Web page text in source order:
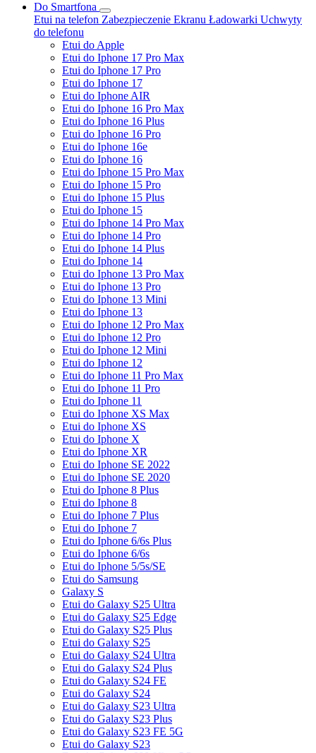
Do Smartfona
Etui na telefon Zabezpieczenie Ekranu Ładowarki Uchwyty
do telefonu
Etui do Apple
Etui do Iphone 17 Pro Max
Etui do Iphone 17 Pro
Etui do Iphone 17
Etui do Iphone AIR
Etui do Iphone 16 Pro Max
Etui do Iphone 16 Plus
Etui do Iphone 16 Pro
Etui do Iphone 16e
Etui do Iphone 16
Etui do Iphone 15 Pro Max
Etui do Iphone 15 Pro
Etui do Iphone 15 Plus
Etui do Iphone 15
Etui do Iphone 14 Pro Max
Etui do Iphone 14 Pro
Etui do Iphone 14 Plus
Etui do Iphone 14
Etui do Iphone 13 Pro Max
Etui do Iphone 13 Pro
Etui do Iphone 13 Mini
Etui do Iphone 13
Etui do Iphone 12 Pro Max
Etui do Iphone 12 Pro
Etui do Iphone 12 Mini
Etui do Iphone 12
Etui do Iphone 11 Pro Max
Etui do Iphone 11 Pro
Etui do Iphone 11
Etui do Iphone XS Max
Etui do Iphone XS
Etui do Iphone X
Etui do Iphone XR
Etui do Iphone SE 2022
Etui do Iphone SE 2020
Etui do Iphone 8 Plus
Etui do Iphone 8
Etui do Iphone 7 Plus
Etui do Iphone 7
Etui do Iphone 6/6s Plus
Etui do Iphone 6/6s
Etui do Iphone 5/5s/SE
Etui do Samsung
Galaxy S
Etui do Galaxy S25 Ultra
Etui do Galaxy S25 Edge
Etui do Galaxy S25 Plus
Etui do Galaxy S25
Etui do Galaxy S24 Ultra
Etui do Galaxy S24 Plus
Etui do Galaxy S24 FE
Etui do Galaxy S24
Etui do Galaxy S23 Ultra
Etui do Galaxy S23 Plus
Etui do Galaxy S23 FE 5G
Etui do Galaxy S23